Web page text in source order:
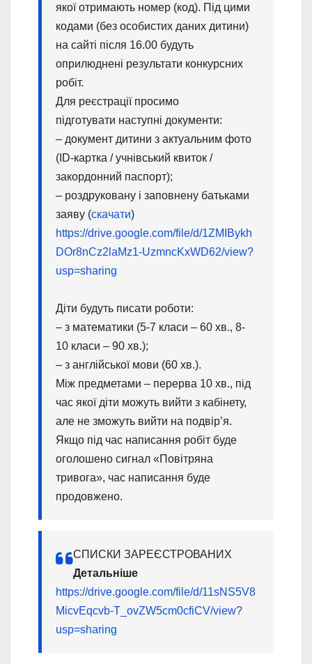
якої отримають номер (код). Під цими
кодами (без особистих даних дитини)
на сайті після 16.00 будуть
оприлюднені результати конкурсних
робіт.
Для реєстраціїпросимо
підготувати наступні документи:
– документ дитини з актуальним фото
(ID-картка / учнівський квиток /
закордонний паспорт);
– роздруковану і заповнену батьками
заяву (скачати)
https://drive.google.com/file/d/1ZMIBykh
DOr8nCz2laMz1-UzmncKxWD62/view?
usp=sharing
Діти будуть писати роботи:
– з математики (5-7 класи – 60 хв., 8-
10 класи – 90 хв.);
– з англійської мови (60 хв.).
Між предметами – перерва 10 хв., під
час якої діти можуть вийти з кабінету,
але не зможуть вийти на подвір’я.
Якщо під час написання робіт буде
оголошено сигнал «Повітряна
тривога», час написання буде
продовжено.
СПИСКИ ЗАРЕЄСТРОВАНИХ
Детальніше
https://drive.google.com/file/d/11sNS5V8
MicvEqcvb-T_ovZW5cm0cfiCV/view?
usp=sharing